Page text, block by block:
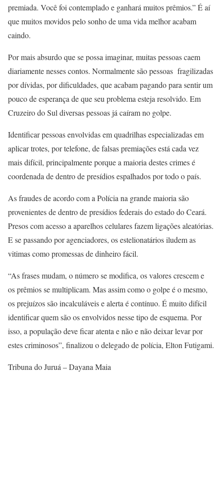
premiada. Você foi contemplado e ganhará muitos prêmios.” É aí
que muitos movidos pelo sonho de uma vida melhor acabam
caindo.
Por mais absurdo que se possa imaginar, muitas pessoas caem
diariamente nesses contos. Normalmente são pessoas fragilizadas
por dívidas, por dificuldades, que acabam pagando para sentir um
pouco de esperança de que seu problema esteja resolvido. Em
Cruzeiro do Sul diversas pessoas já caíram no golpe.
Identificar pessoas envolvidas em quadrilhas especializadas em
aplicar trotes, por telefone, de falsas premiações está cada vez
mais difícil, principalmente porque a maioria destes crimes é
coordenada de dentro de presídios espalhados por todo o país.
As fraudes de acordo com a Polícia na grande maioria são
provenientes de dentro de presídios federais do estado do Ceará.
Presos com acesso a aparelhos celulares fazem ligações aleatórias.
E se passando por agenciadores, os estelionatários iludem as
vitimas como promessas de dinheiro fácil.
“As frases mudam, o número se modifica, os valores crescem e
os prêmios se multiplicam. Mas assim como o golpe é o mesmo,
os prejuízos são incalculáveis e alerta é contínuo. É muito difícil
identificar quem são os envolvidos nesse tipo de esquema. Por
isso, a população deve ficar atenta e não e não deixar levar por
estes criminosos”, finalizou o delegado de polícia, Elton Futigami.
Tribuna do Juruá – Dayana Maia